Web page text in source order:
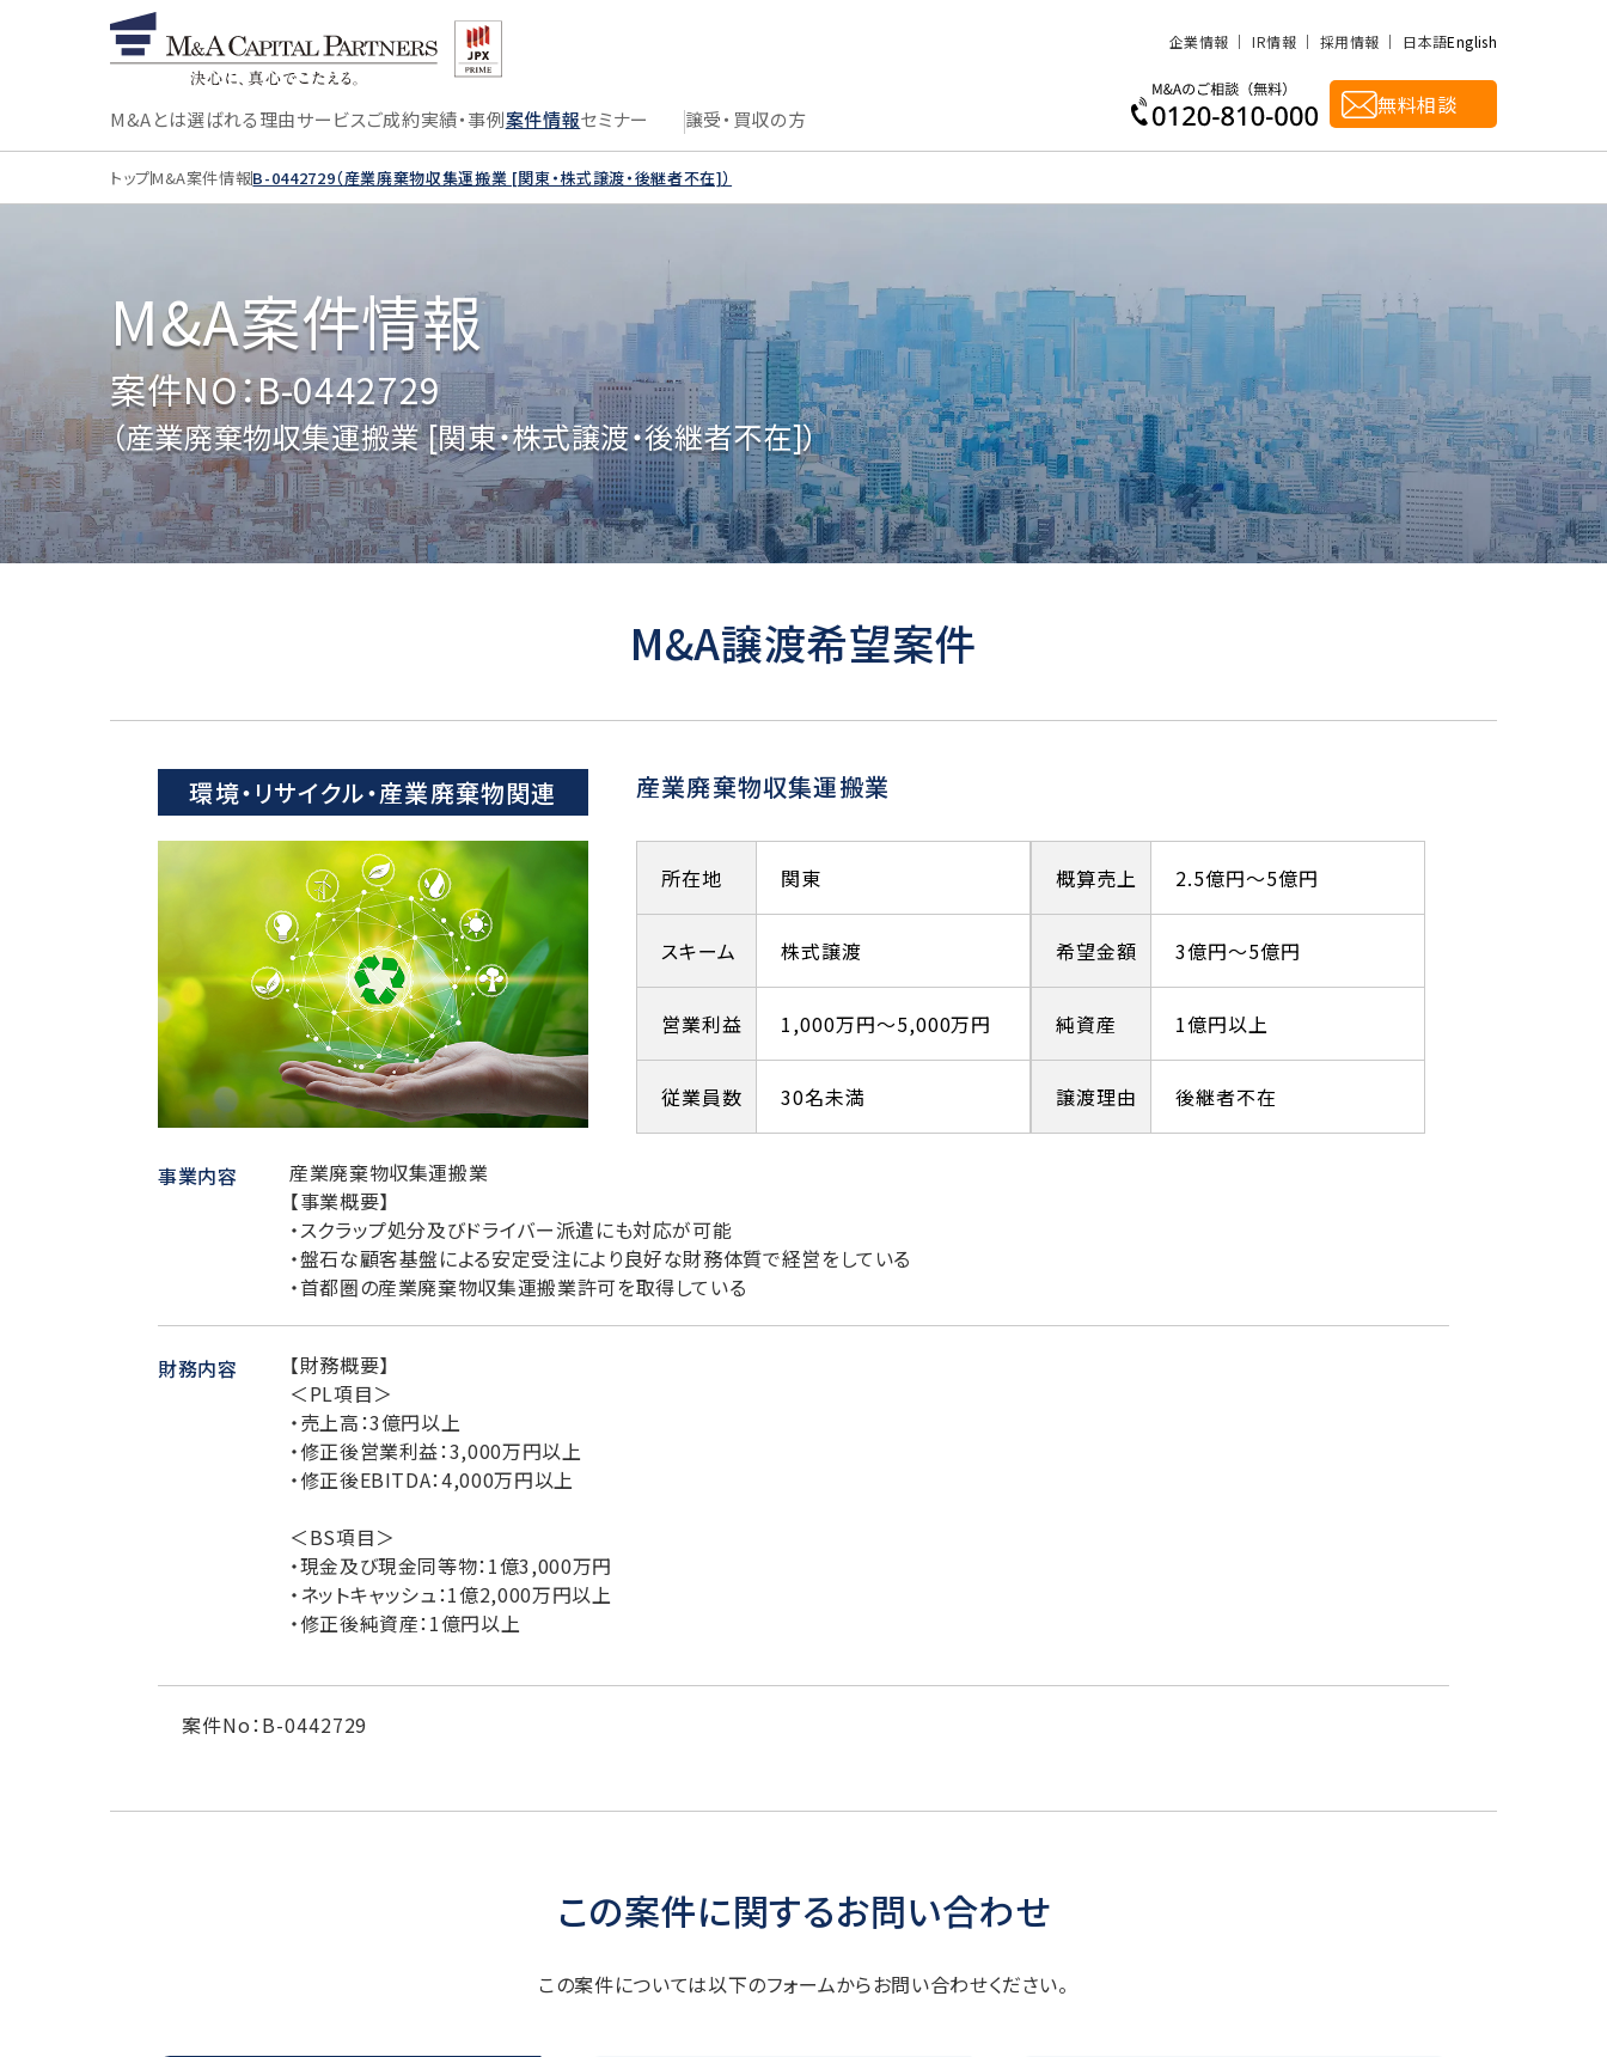
M&Aとは選ばれる理由サービスご成約実績・事例案件情報セミナー 譲受・買収の方
企業情報 IR情報 採用情報 日本語English
無料相談
トップM&A案件情報B-0442729（産業廃棄物収集運搬業 [関東・株式譲渡・後継者不在]）
M&A案件情報
案件NO：B-0442729
（産業廃棄物収集運搬業 [関東・株式譲渡・後継者不在]）
M&A譲渡希望案件
環境・リサイクル・産業廃棄物関連 産業廃棄物収集運搬業
所在地 関東
スキーム 株式譲渡
営業利益 1,000万円～5,000万円
従業員数 30名未満
概算売上 2.5億円～5億円
希望金額 3億円～5億円
純資産 1億円以上
譲渡理由 後継者不在
事業内容
産業廃棄物収集運搬業
【事業概要】
・スクラップ処分及びドライバー派遣にも対応が可能
・盤石な顧客基盤による安定受注により良好な財務体質で経営をしている
・首都圏の産業廃棄物収集運搬業許可を取得している
財務内容
【財務概要】
＜PL項目＞
・売上高：3億円以上
・修正後営業利益：3,000万円以上
・修正後EBITDA：4,000万円以上
＜BS項目＞
・現金及び現金同等物：1億3,000万円
・ネットキャッシュ：1億2,000万円以上
・修正後純資産：1億円以上
案件No：B-0442729
この案件に関するお問い合わせ
この案件については以下のフォームからお問い合わせください。